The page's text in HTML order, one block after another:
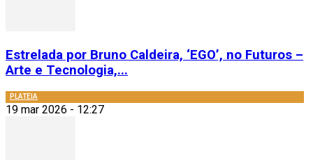
Estrelada por Bruno Caldeira, ‘EGO’, no Futuros –
Arte e Tecnologia,...
PLATEIA
19 mar 2026 - 12:27